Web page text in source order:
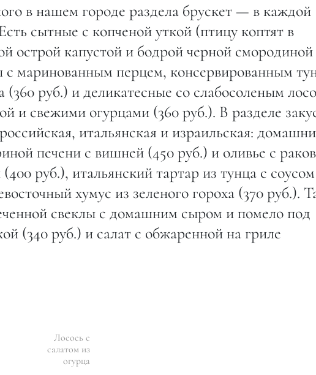
в нашем городе раздела брускет — в каждой
сытные с копченой уткой (птицу коптят в
острой капустой и бодрой черной смородиной
с маринованным перцем, консервированным
(360 руб.) и деликатесные со слабосоленым
и свежими огурцами (360 руб.). В разделе
итальянская и израильская:
печени с вишней (450 руб.) и оливье с
руб.), итальянский тартар из тунца с соусом
хумус из зеленого гороха (370 руб.).
свеклы с домашним сыром и помело под
(340 руб.) и салат с обжаренной на гриле
Лосось с
салатом из
огурца